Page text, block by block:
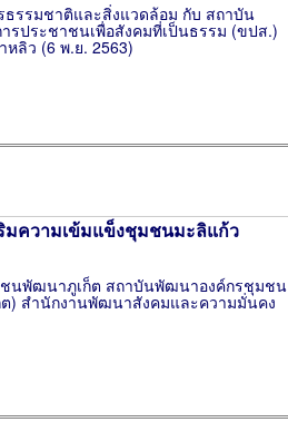
ธรรมชาติและสิ่งแวดล้อม กับ สถาบัน
ประชาชนเพื่อสังคมที่เป็นธรรม (ขปส.)
ลิว (6 พ.ย. 2563)
ความเข้มแข็งชุมชนมะลิแก้ว
ชนพัฒนาภูเก็ต สถาบันพัฒนาองค์กรชุมชน
) สำนักงานพัฒนาสังคมและความมั่นคง